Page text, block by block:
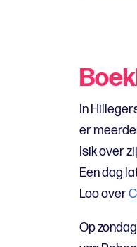
In
er
Isik over
Een dag
Loo over
Op